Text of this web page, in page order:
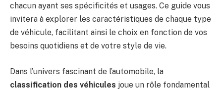
chacun ayant ses spécificités et usages. Ce guide vous
invitera à explorer les caractéristiques de chaque type
de véhicule, facilitant ainsi le choix en fonction de vos
besoins quotidiens et de votre style de vie.
Dans l’univers fascinant de l’automobile, la
classification des véhicules joue un rôle fondamental